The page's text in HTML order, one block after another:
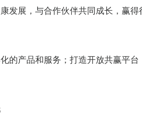
发展，与合作伙伴共同成长，赢得
的产品和服务；打造开放共赢平